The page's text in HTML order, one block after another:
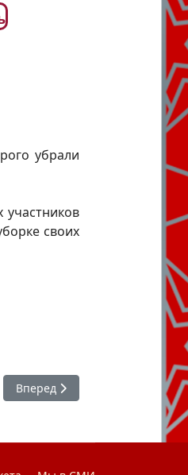
убрали
своих
Следующий: Национальный
Вперед